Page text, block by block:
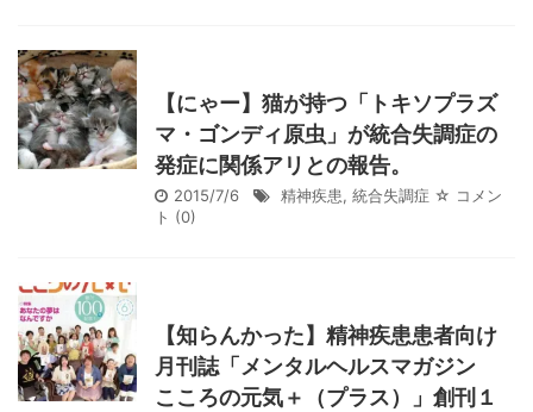
【にゃー】猫が持つ「トキソプラズ
マ・ゴンディ原虫」が統合失調症の
発症に関係アリとの報告。
2015/7/6 精神疾患, 統合失調症 ☆ コメン
ト (0)
【知らんかった】精神疾患患者向け
月刊誌「メンタルヘルスマガジン
こころの元気＋（プラス）」創刊１